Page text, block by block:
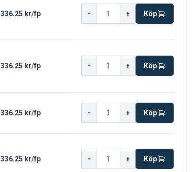
336.25 kr/fp - + Köp
336.25 kr/fp - + Köp
336.25 kr/fp - + Köp
336.25 kr/fp - + Köp